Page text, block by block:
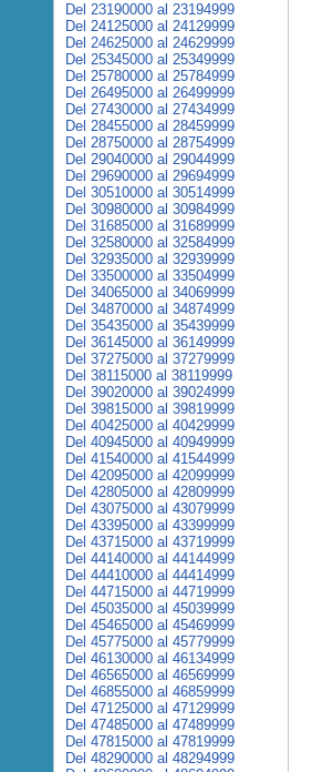
Del 23190000 al 23194999
Del 24125000 al 24129999
Del 24625000 al 24629999
Del 25345000 al 25349999
Del 25780000 al 25784999
Del 26495000 al 26499999
Del 27430000 al 27434999
Del 28455000 al 28459999
Del 28750000 al 28754999
Del 29040000 al 29044999
Del 29690000 al 29694999
Del 30510000 al 30514999
Del 30980000 al 30984999
Del 31685000 al 31689999
Del 32580000 al 32584999
Del 32935000 al 32939999
Del 33500000 al 33504999
Del 34065000 al 34069999
Del 34870000 al 34874999
Del 35435000 al 35439999
Del 36145000 al 36149999
Del 37275000 al 37279999
Del 38115000 al 38119999
Del 39020000 al 39024999
Del 39815000 al 39819999
Del 40425000 al 40429999
Del 40945000 al 40949999
Del 41540000 al 41544999
Del 42095000 al 42099999
Del 42805000 al 42809999
Del 43075000 al 43079999
Del 43395000 al 43399999
Del 43715000 al 43719999
Del 44140000 al 44144999
Del 44410000 al 44414999
Del 44715000 al 44719999
Del 45035000 al 45039999
Del 45465000 al 45469999
Del 45775000 al 45779999
Del 46130000 al 46134999
Del 46565000 al 46569999
Del 46855000 al 46859999
Del 47125000 al 47129999
Del 47485000 al 47489999
Del 47815000 al 47819999
Del 48290000 al 48294999